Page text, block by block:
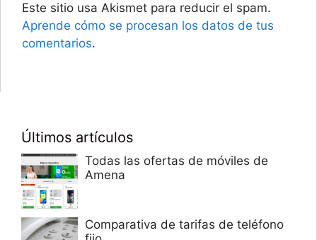
Este sitio usa Akismet para reducir el spam.
Aprende cómo se procesan los datos de tus
comentarios.
Últimos artículos
Todas las ofertas de móviles de
Amena
Comparativa de tarifas de teléfono